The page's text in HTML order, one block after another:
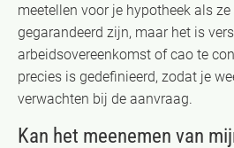
meetellen voor je hypotheek als
gegarandeerd zijn, maar het is
arbeidsovereenkomst of cao te
precies is gedefinieerd, zodat je
verwachten bij de aanvraag.
Kan het meenemen van